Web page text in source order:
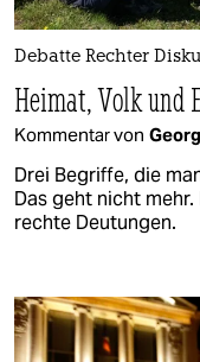
Debatte Rechter
Heimat, Volk und
Kommentar von
Drei Begriffe, die
Das geht nicht
rechte Deutungen.